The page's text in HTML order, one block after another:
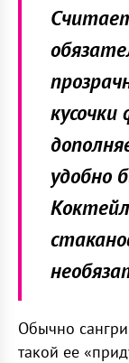
удобно
Обычно
такой ее